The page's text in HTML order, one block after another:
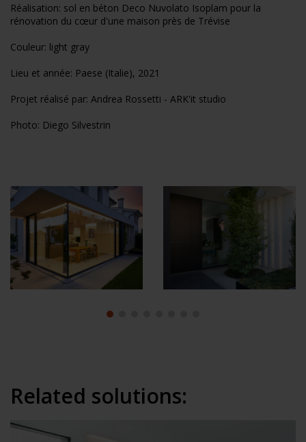
Réalisation: sol en béton Deco Nuvolato Isoplam pour la
rénovation du cœur d'une maison près de Trévise
Couleur: light gray
Lieu et année: Paese (Italie), 2021
Projet réalisé par: Andrea Rossetti - ARK'it studio
Photo: Diego Silvestrin
Related solutions: